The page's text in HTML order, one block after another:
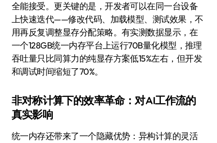
全能接受。更关键的是，开发者可以在同一台设备
上快速迭代——修改代码、加载模型、测试效果，不
用再反复调整显存分配策略。有实测数据显示，在
一个128GB统一内存平台上运行70B量化模型，推理
吞吐量只比同算力的纯显存方案低15%左右，但开发
和调试时间缩短了70%。
非对称计算下的效率革命：对AI工作流的
真实影响
统一内存还带来了一个隐藏优势：异构计算的灵活